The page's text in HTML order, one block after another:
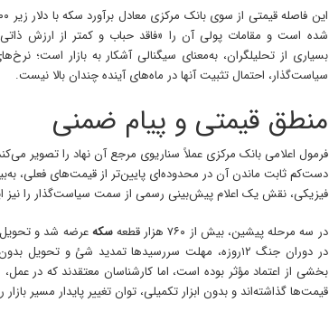
شده است و مقامات پولی آن را «فاقد حباب و کمتر از ارزش
بسیاری از تحلیلگران، به‌معنای سیگنالی آشکار به بازار است؛
سیاست‌گذار، احتمال تثبیت آنها در ماه‌های آینده چندان بالا نیست.
منطق قیمتی و پیام ضمنی
فرمول اعلامی بانک مرکزی عملاً سناریوی مرجع آن نهاد را تصویر
دست‌کم ثابت ماندن آن در محدوده‌ای پایین‌تر از قیمت‌های فعلی،
فیزیکی، نقش یک اعلام پیش‌بینی رسمی از سمت سیاست‌گذار را نیز
در سه مرحله پیشین، بیش از ۷۶۰ هزار قطعه
سکهعرضه شد و
در دوران جنگ ۱۲روزه، مهلت سررسیدها تمدید شئ و
بخشی از اعتماد مؤثر بوده است، اما کارشناسان معتقدند که در
قیمت‌ها گذاشته‌اند و بدون ابزار تکمیلی، توان تغییر پایدار مسیر بازار